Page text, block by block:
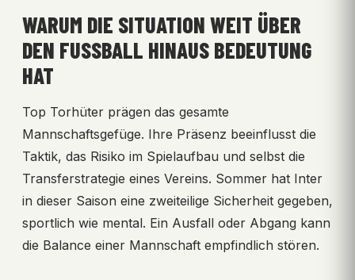
WARUM DIE SITUATION WEIT ÜBER
DEN FUSSBALL HINAUS BEDEUTUNG H
AT
Top Torhüter prägen das gesamte
Mannschaftsgefüge. Ihre Präsenz beeinflusst die
Taktik, das Risiko im Spielaufbau und selbst die
Transferstrategie eines Vereins. Sommer hat Inter
in dieser Saison eine zweiteilige Sicherheit gegeben,
sportlich wie mental. Ein Ausfall oder Abgang kann
die Balance einer Mannschaft empfindlich stören.